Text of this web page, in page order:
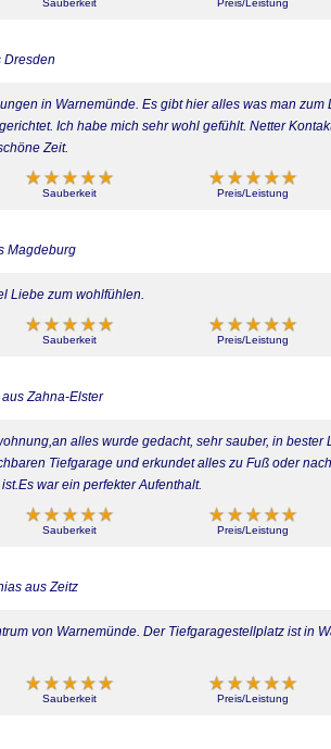
Dresden
in Warnemünde. Es gibt hier alles was man zum
Ich habe mich sehr wohl gefühlt. Netter
Zeit.
Sauberkeit Preis/Leistung
Magdeburg
Liebe zum wohlfühlen.
Sauberkeit Preis/Leistung
Zahna-Elster
alles wurde gedacht, sehr sauber, in bester
Tiefgarage und erkundet alles zu Fuß oder
war ein perfekter Aufenthalt.
Sauberkeit Preis/Leistung
aus Zeitz
von Warnemünde. Der Tiefgaragestellplatz ist in
Sauberkeit Preis/Leistung